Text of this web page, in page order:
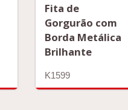
Fita de
Gorgurão com
Borda Metálica
Brilhante
K1599